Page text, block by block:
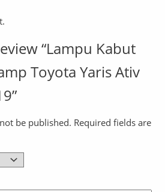
“Lampu Kabut
Toyota Yaris Ativ
be published. Required fields are